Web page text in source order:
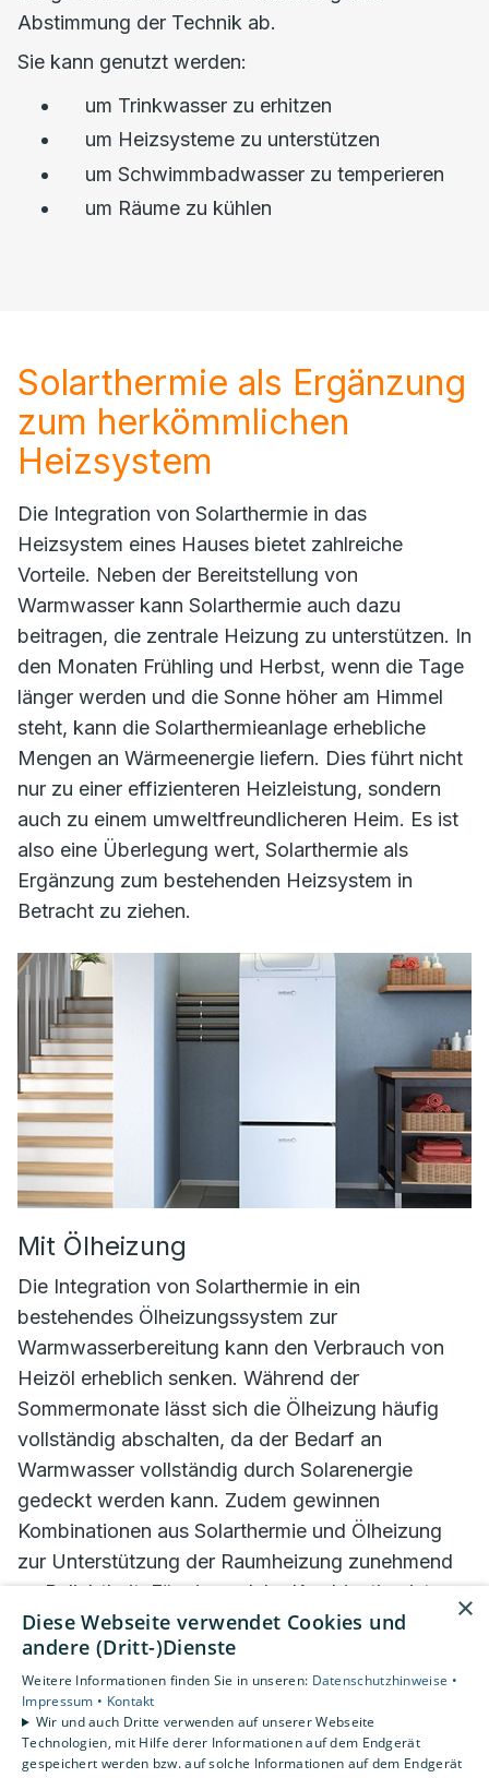
Abstimmung der Technik ab.
Sie kann genutzt werden:
um Trinkwasser zu erhitzen
um Heizsysteme zu unterstützen
um Schwimmbadwasser zu temperieren
um Räume zu kühlen
Solarthermie als Ergänzung
zum herkömmlichen
Heizsystem
Die Integration von Solarthermie in das
Heizsystem eines Hauses bietet zahlreiche
Vorteile. Neben der Bereitstellung von
Warmwasser kann Solarthermie auch dazu
beitragen, die zentrale Heizung zu unterstützen. In
den Monaten Frühling und Herbst, wenn die Tage
länger werden und die Sonne höher am Himmel
steht, kann die Solarthermieanlage erhebliche
Mengen an Wärmeenergie liefern. Dies führt nicht
nur zu einer effizienteren Heizleistung, sondern
auch zu einem umweltfreundlicheren Heim. Es ist
also eine Überlegung wert, Solarthermie als
Ergänzung zum bestehenden Heizsystem in
Betracht zu ziehen.
Mit Ölheizung
Die Integration von Solarthermie in ein
bestehendes Ölheizungssystem zur
Warmwasserbereitung kann den Verbrauch von
Heizöl erheblich senken. Während der
Sommermonate lässt sich die Ölheizung häufig
vollständig abschalten, da der Bedarf an
Warmwasser vollständig durch Solarenergie
gedeckt werden kann. Zudem gewinnen
Kombinationen aus Solarthermie und Ölheizung
zur Unterstützung der Raumheizung zunehmend
an Beliebtheit. Für eine solche Kombination ist
allerdings ein spezieller Speicher notwendig, der
die effiziente Nutzung beider Energiequellen
ermöglicht. Wir beraten Sie gerne genauer dazu!
Mehr dazu
×
Diese Webseite verwendet Cookies und
andere (Dritt-)Dienste
Weitere Informationen finden Sie in unseren: Datenschutzhinweise •
Impressum • Kontakt
Wir und auch Dritte verwenden auf unserer Webseite
Technologien, mit Hilfe derer Informationen auf dem Endgerät
gespeichert werden bzw. auf solche Informationen auf dem Endgerät